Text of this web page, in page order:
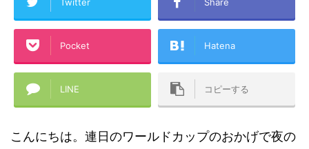
Pocket Hatena
LINE コピーする
こんにちは。連日のワールドカップのおかげで夜の